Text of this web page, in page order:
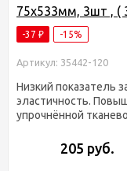
75х533мм, 3шт , (
-37 ₽ -15%
Артикул: 35442-120
Низкий показатель
эластичность.
упрочнённой
205 руб.